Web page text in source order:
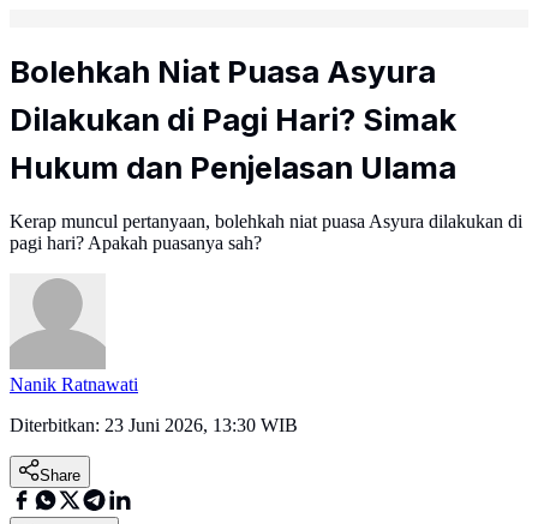
Bolehkah Niat Puasa Asyura
Dilakukan di Pagi Hari? Simak
Hukum dan Penjelasan Ulama
Kerap muncul pertanyaan, bolehkah niat puasa Asyura dilakukan di
pagi hari? Apakah puasanya sah?
Nanik Ratnawati
Diterbitkan: 23 Juni 2026, 13:30 WIB
Share